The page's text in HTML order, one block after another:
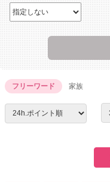
フリーワード 家族